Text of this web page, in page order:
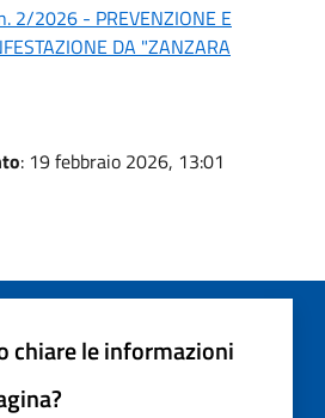
2/2026 - PREVENZIONE E
DA "ZANZARA
: 19 febbraio 2026, 13:01
chiare le informazioni